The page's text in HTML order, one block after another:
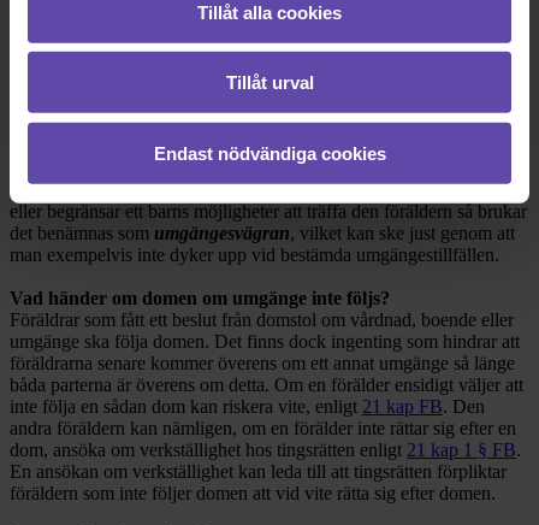
Tillåt alla cookies
Tillåt urval
Endast nödvändiga cookies
föräldrar har ett gemensamt ansvar för att barnets behov av umgänge
med den förälder som barnet inte bor tillsammans med så långt som
möjligt tillgodoses. Rätten har också, vilket verkar ha skett i er
situation, möjlighet att besluta om umgänge mellan barnet och en
När en boendeförälder inte lämnar ut barnet kan det räknas som
umgängessabotage, medan när en umgängesförälder själv hindrar
eller begränsar ett barns möjligheter att träffa den föräldern så brukar
det benämnas som umgängesvägran, vilket kan ske just genom att
man exempelvis inte dyker upp vid bestämda umgängestillfällen.
Vad händer om domen om umgänge inte följs?
Föräldrar som fått ett beslut från domstol om vårdnad, boende eller
umgänge ska följa domen. Det finns dock ingenting som hindrar att
föräldrarna senare kommer överens om ett annat umgänge så länge
båda parterna är överens om detta. Om en förälder ensidigt väljer att
inte följa en sådan dom kan riskera vite, enligt 21 kap FB. Den
andra föräldern kan nämligen, om en förälder inte rättar sig efter en
dom, ansöka om verkställighet hos tingsrätten enligt 21 kap 1 § FB.
En ansökan om verkställighet kan leda till att tingsrätten förpliktar
föräldern som inte följer domen att vid vite rätta sig efter domen.